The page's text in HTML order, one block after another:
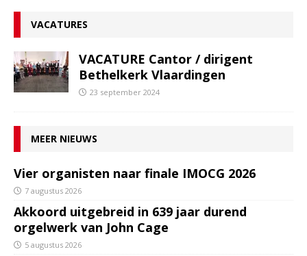
VACATURES
VACATURE Cantor / dirigent
Bethelkerk Vlaardingen
23 september 2024
MEER NIEUWS
Vier organisten naar finale IMOCG 2026
7 augustus 2026
Akkoord uitgebreid in 639 jaar durend
orgelwerk van John Cage
5 augustus 2026